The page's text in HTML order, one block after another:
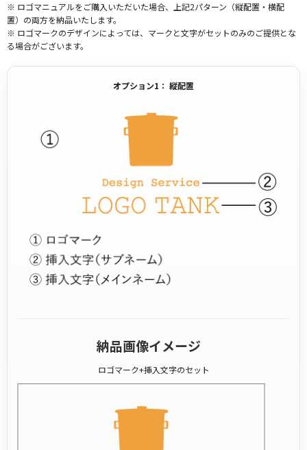
※ ロゴマニュアルをご購入いただいた場合、上記2パターン（縦配置・横配
置）の両方を納品いたします。
※ ロゴマークのデザインによっては、マークと文字がセットのみのご提供とな
る場合がございます。
オプション1： 縦配置
納品画像イメージ
ロゴマーク+挿入文字のセット